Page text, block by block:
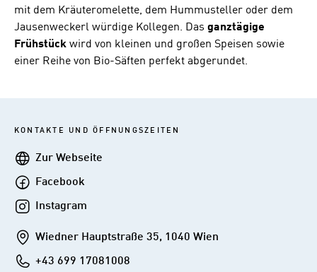
mit dem Kräuteromelette, dem Hummusteller oder dem
Jausenweckerl würdige Kollegen. Das ganztägige
Frühstück wird von kleinen und großen Speisen sowie
einer Reihe von Bio-Säften perfekt abgerundet.
KONTAKTE UND ÖFFNUNGSZEITEN
WebseiteZur Webseite
FacebookFacebook
Instagram
Instagram
Addresse
Wiedner Hauptstraße 35, 1040 Wien
Telefon+43 699 17081008